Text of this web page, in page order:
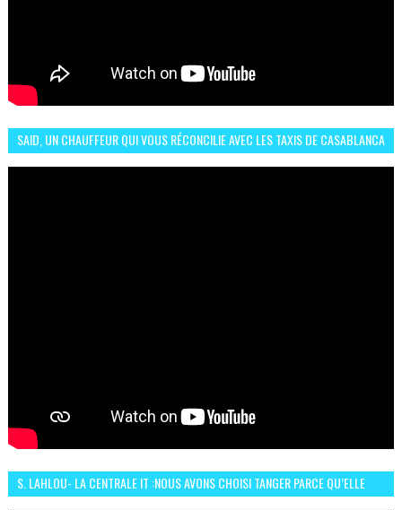
SAID, UN CHAUFFEUR QUI VOUS RÉCONCILIE AVEC LES TAXIS DE CASABLANCA
S. LAHLOU- LA CENTRALE IT :NOUS AVONS CHOISI TANGER PARCE QU’ELLE